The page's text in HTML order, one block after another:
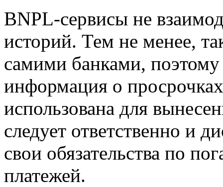
BNPL-сервисы не
историй. Тем не менее,
самими банками,
информация о
использована для
следует ответственно и
свои обязательства по
платежей.